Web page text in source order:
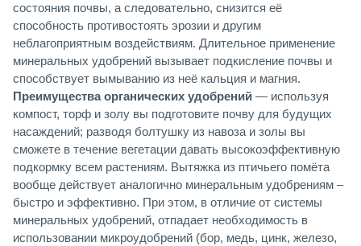
состояния почвы, а следовательно, снизится её
способность противостоять эрозии и другим
неблагоприятным воздействиям. Длительное применение
минеральных удобрений вызывает подкисление почвы и
способствует вымыванию из неё кальция и магния.
Преимущества органических удобрений — используя
компост, торф и золу вы подготовите почву для будущих
насаждений; разводя болтушку из навоза и золы вы
сможете в течение вегетации давать высокоэффективную
подкормку всем растениям. Вытяжка из птичьего помёта
вообще действует аналогично минеральным удобрениям –
быстро и эффективно. При этом, в отличие от системы
минеральных удобрений, отпадает необходимость в
использовании микроудобрений (бор, медь, цинк, железо,